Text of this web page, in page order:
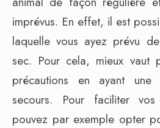
imprévus. En effet, il est
laquelle vous ayez prévu
sec. Pour cela, mieux vaut
précautions en ayant
secours. Pour faciliter
pouvez par exemple opter